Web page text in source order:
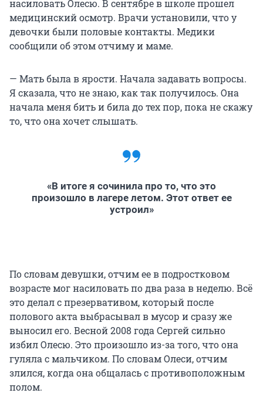
насиловать Олесю. В сентябре в школе прошел
медицинский осмотр. Врачи установили, что у
девочки были половые контакты. Медики
сообщили об этом отчиму и маме.
— Мать была в ярости. Начала задавать вопросы.
Я сказала, что не знаю, как так получилось. Она
начала меня бить и била до тех пор, пока не скажу
то, что она хочет слышать.
«В итоге я сочинила про то, что это
произошло в лагере летом. Этот ответ ее
устроил»
По словам девушки, отчим ее в подростковом
возрасте мог насиловать по два раза в неделю. Всё
это делал с презервативом, который после
полового акта выбрасывал в мусор и сразу же
выносил его. Весной 2008 года Сергей сильно
избил Олесю. Это произошло из-за того, что она
гуляла с мальчиком. По словам Олеси, отчим
злился, когда она общалась с противоположным
полом.